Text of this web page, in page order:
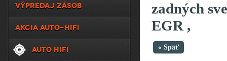
zadných
EGR ,
« Späť
VÝPREDAJ ZÁSOB
AKCIA AUTO-HIFI
AUTO HIFI